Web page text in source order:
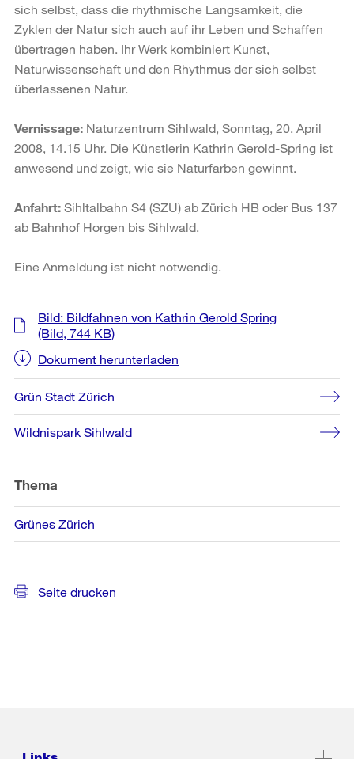
sich selbst, dass die rhythmische Langsamkeit, die
Zyklen der Natur sich auch auf ihr Leben und Schaffen
übertragen haben. Ihr Werk kombiniert Kunst,
Naturwissenschaft und den Rhythmus der sich selbst
überlassenen Natur.
Vernissage: Naturzentrum Sihlwald, Sonntag, 20. April
2008, 14.15 Uhr. Die Künstlerin Kathrin Gerold-Spring ist
anwesend und zeigt, wie sie Naturfarben gewinnt.
Anfahrt: Sihltalbahn S4 (SZU) ab Zürich HB oder Bus 137
ab Bahnhof Horgen bis Sihlwald.
Eine Anmeldung ist nicht notwendig.
Weitere
Informationen
Bild: Bildfahnen von Kathrin Gerold Spring
(Bild, 744 KB)
Dokument herunterladen
Grün Stadt Zürich
Wildnispark Sihlwald
Thema
Grünes Zürich
Seite drucken